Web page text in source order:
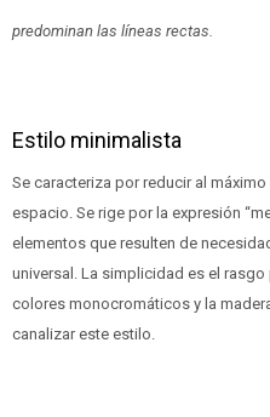
predominan las líneas rectas.
Estilo minimalista
Se caracteriza por reducir al
espacio. Se rige por la expresión
elementos que resulten de
universal. La simplicidad es el
colores monocromáticos y la
canalizar este estilo.